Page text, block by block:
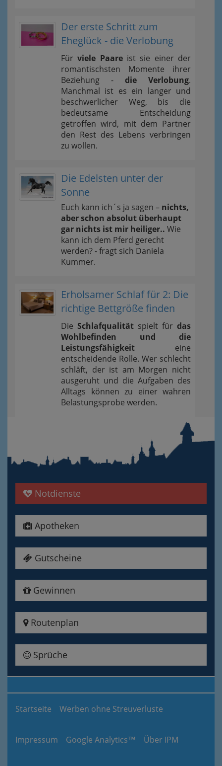
Der erste Schritt zum
Eheglück - die Verlobung
Fürviele Paareist sie einer der
romantischsten Momente ihrer
Beziehung - die Verlobung.
Manchmal ist es ein langer und
beschwerlicher Weg, bis die
bedeutsame Entscheidung
getroffen wird, mit dem Partner
den Rest des Lebens verbringen
zu wollen.
Die Edelsten unter der
Sonne
Euch kann ich´s ja sagen – nichts,
aber schon absolut überhaupt
gar nichts ist mir heiliger.. Wie
kann ich dem Pferd gerecht
werden? - fragt sich Daniela
Kummer.
Erholsamer Schlaf für 2: Die
richtige Bettgröße finden
Die Schlafqualität spielt für das
Wohlbefinden und die
Leistungsfähigkeit eine
entscheidende Rolle. Wer schlecht
schläft, der ist am Morgen nicht
ausgeruht und die Aufgaben des
Alltags können zu einer wahren
Belastungsprobe werden.
Notdienste
Apotheken
Gutscheine
Gewinnen
Routenplan
Sprüche
Startseite Werben ohne Streuverluste
Impressum Google Analytics™ Über IPM